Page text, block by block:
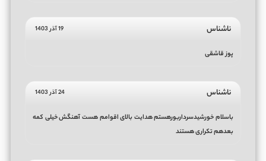
ناشناس 19 آذر 1403
پوز قاشقی
ناشناس 24 آذر 1403
باسلام خورشیدسرداربورهستم هدایت بالای اقوامم هست آهنگش خیلی کمه
بعدهم تکراری هستند